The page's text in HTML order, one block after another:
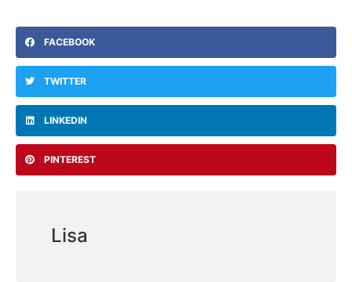
FACEBOOK
TWITTER
LINKEDIN
PINTEREST
Lisa